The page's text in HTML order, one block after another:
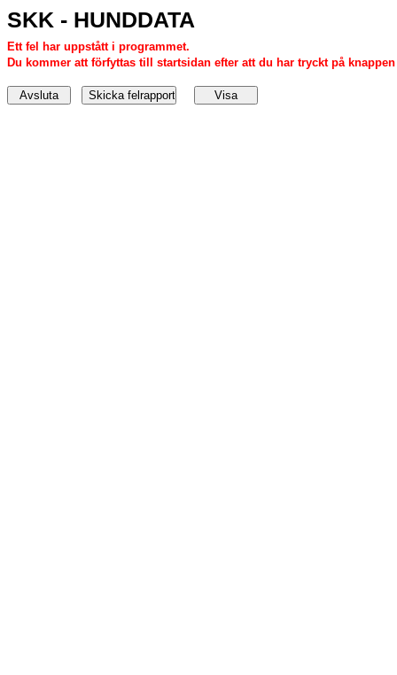
SKK - HUNDDATA
Ett fel har uppstått i programmet.
Du kommer att förfyttas till startsidan efter att du har tryckt på